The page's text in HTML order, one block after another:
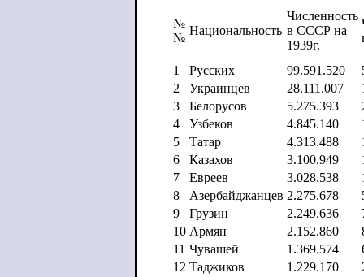
№
№
Национальность
Численность
в СССР на
1939г.
1 Русских 99.591.520
2
Украинцев 28.111.007
3
Белорусов 5.275.393
4
Узбеков 4.845.140
5
Татар 4.313.488
6
Казахов 3.100.949
7
Евреев 3.028.538
8
Азербайджанцев 2.275.678
9
Грузин 2.249.636
10 Армян 2.152.860
11 Чувашей 1.369.574
12 Таджиков 1.229.170